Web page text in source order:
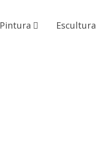
Pintura Escultura